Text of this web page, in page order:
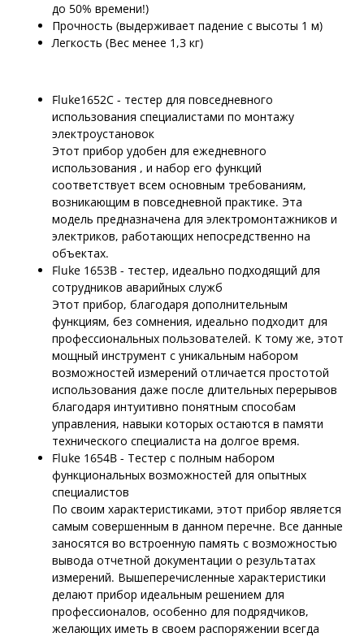
до 50% времени!)
Прочность (выдерживает падение с высоты 1 м)
Легкость (Вес менее 1,3 кг)
Fluke1652C - тестер для повседневного
использования специалистами по монтажу
электроустановок
Этот прибор удобен для ежедневного
использования , и набор его функций
соответствует всем основным требованиям,
возникающим в повседневной практике. Эта
модель предназначена для электромонтажников и
электриков, работающих непосредственно на
объектах.
Fluke 1653B - тестер, идеально подходящий для
сотрудников аварийных служб
Этот прибор, благодаря дополнительным
функциям, без сомнения, идеально подходит для
профессиональных пользователей. К тому же, этот
мощный инструмент с уникальным набором
возможностей измерений отличается простотой
использования даже после длительных перерывов
благодаря интуитивно понятным способам
управления, навыки которых остаются в памяти
технического специалиста на долгое время.
Fluke 1654B - Тестер с полным набором
функциональных возможностей для опытных
специалистов
По своим характеристиками, этот прибор является
самым совершенным в данном перечне. Все данные
заносятся во встроенную память с возможностью
вывода отчетной документации о результатах
измерений. Вышеперечисленные характеристики
делают прибор идеальным решением для
профессионалов, особенно для подрядчиков,
желающих иметь в своем распоряжении всегда